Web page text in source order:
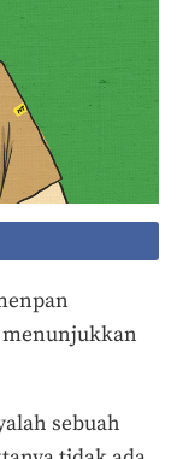
menunjukkan
sebuah